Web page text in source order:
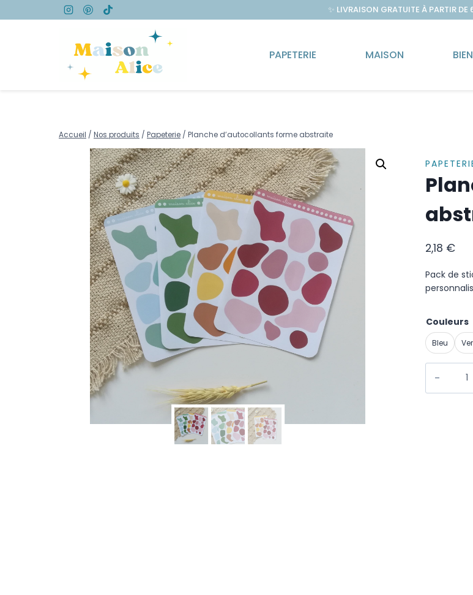
✨ LIVRAISON GRATUITE À PARTIR
PAPETERIE MAISON
Accueil / Nos produits / Papeterie / Planche d’autocollants forme abstraite
2,18 €
Pack de
Couleurs
Bleu